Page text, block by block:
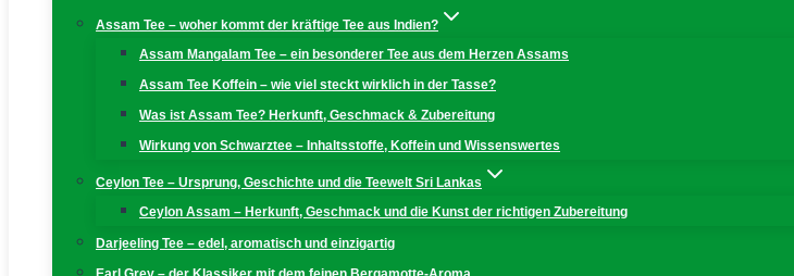
Assam Tee – woher kommt der kräftige Tee aus Indien?
Assam Mangalam Tee – ein besonderer Tee aus dem Herzen Assams
Assam Tee Koffein – wie viel steckt wirklich in der Tasse?
Was ist Assam Tee? Herkunft, Geschmack & Zubereitung
Wirkung von Schwarztee – Inhaltsstoffe, Koffein und Wissenswertes
Ceylon Tee – Ursprung, Geschichte und die Teewelt Sri Lankas
Ceylon Assam – Herkunft, Geschmack und die Kunst der richtigen Zubereitung
Darjeeling Tee – edel, aromatisch und einzigartig